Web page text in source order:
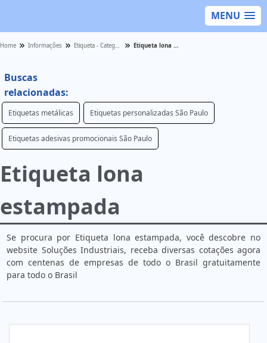
MENU
Home Informações Etiqueta - Categoria Etiqueta lona estampada
Buscas
relacionadas:
Etiquetas metálicas Etiquetas personalizadas São Paulo
Etiquetas adesivas promocionais São Paulo
Etiqueta lona
estampada
Se procura por Etiqueta lona estampada, você descobre no
website Soluções Industriais, receba diversas cotações agora
com centenas de empresas de todo o Brasil gratuitamente
para todo o Brasil